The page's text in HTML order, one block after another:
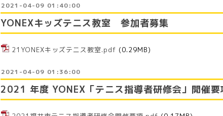
2021-04-09 01:40:00
YONEXキッズテニス教室 参加者募集
21YONEXキッズテニス教室.pdf (0.29MB)
2021-04-09 01:36:00
2021 年度 YONEX「テニス指導者研修会」開催要